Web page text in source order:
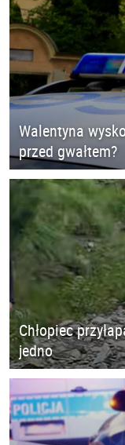
Walentyna
przed gwałtem?
Chłopiec
jedno